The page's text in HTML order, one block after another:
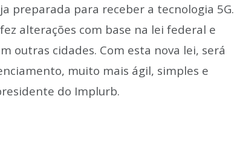
preparada para receber a tecnologia 5G.
alterações com base na lei federal e
outras cidades. Com esta nova lei, será
muito mais ágil, simples e
do Implurb.